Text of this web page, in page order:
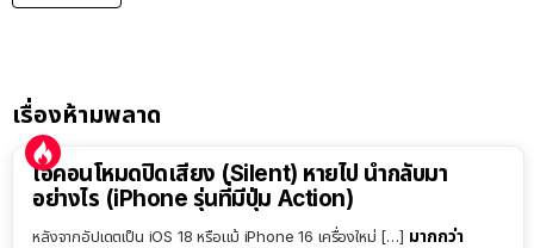
เรื่องห้ามพลาด
ไอคอนโหมดปิดเสียง (Silent) หายไป นำกลับมา
อย่างไร (iPhone รุ่นที่มีปุ่ม Action)
หลังจากอัปเดตเป็น iOS 18 หรือแม้ iPhone 16 เครื่องใหม่ […] มากกว่า